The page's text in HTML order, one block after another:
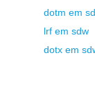
dotm em
lrf em sdw
dotx em